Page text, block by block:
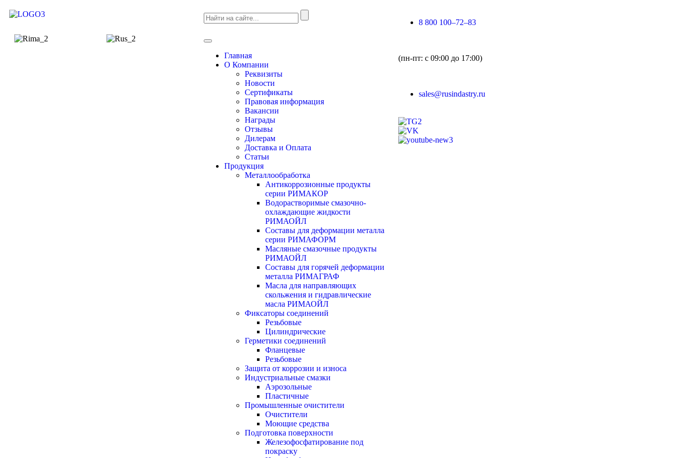
Главная
О Компании
Реквизиты
Новости
Сертификаты
Правовая информация
Вакансии
Награды
Отзывы
Дилерам
Доставка и Оплата
Статьи
Продукция
Металлообработка
Антикоррозионные продукты
серии РИМАКОР
Водорастворимые смазочно-
охлаждающие жидкости
РИМАОЙЛ
Составы для деформации металла
серии РИМАФОРМ
Масляные смазочные продукты
РИМАОЙЛ
Составы для горячей деформации
металла РИМАГРАФ
Масла для направляющих
скольжения и гидравлические
масла РИМАОЙЛ
Фиксаторы соединений
Резьбовые
Цилиндрические
Герметики соединений
Фланцевые
Резьбовые
Защита от коррозии и износа
Индустриальные смазки
Аэрозольные
Пластичные
Промышленные очистители
Очистители
Моющие средства
Подготовка поверхности
Железофосфатирование под
покраску
8 800 100–72–83
(пн-пт: с 09:00 до 17:00)
sales@rusindastry.ru